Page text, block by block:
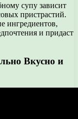
супу зависит
пристрастий.
ингредиентов,
и придаст
Вкусно и